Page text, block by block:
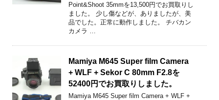
Point&Shoot 35mmを13,500円でお買取りし
ました。 少し傷などが、ありましたが、美
品でした。正常に動作しました。 チバカン
カメラ …
Mamiya M645 Super film Camera
+ WLF + Sekor C 80mm F2.8を
52400円でお買取りしました。
Mamiya M645 Super film Camera + WLF +